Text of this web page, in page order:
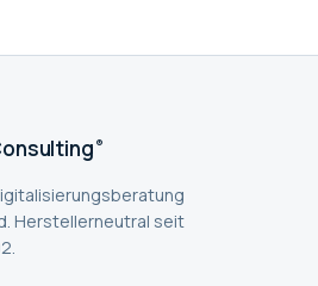
®
Herstellerneutral seit